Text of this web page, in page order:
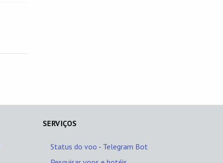
SERVIÇOS
Status do voo - Telegram Bot